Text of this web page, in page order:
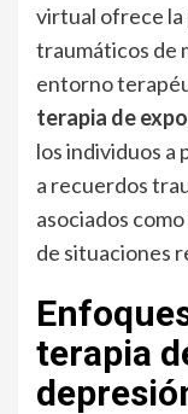
virtual ofrece la
traumáticos de
entorno
terapia de
los individuos a
a recuerdos
asociados
de situaciones
terapia